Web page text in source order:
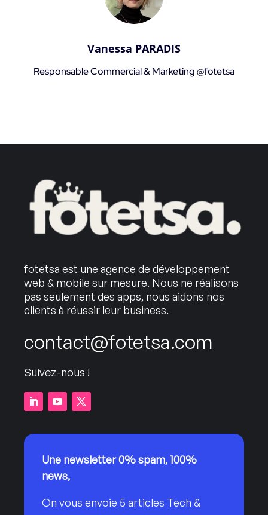
Vanessa PARADIS
Responsable Commercial & Marketing @fotetsa
fotetsa est une agence de développement
web & mobile sur mesure. Nous ne réalisons
pas seulement des apps, nous aidons nos
clients à réussir leur business.
contact@fotetsa.com
Suivez-nous !
Une newsletter 0% spam, 100%
news,
On vous envoie 5 articles Tech &